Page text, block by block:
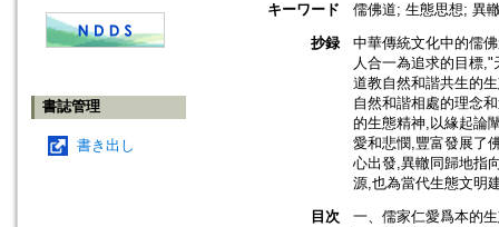
書誌管理
書き出し
キーワード
儒佛道; 生態思想; 異
抄録
中華傳統文化中的儒
人合一為追求的目標
道教自然和諧共生的
自然和諧相處的理念
的生態精神,以緣起論
愛和悲憫,豐富發展了
心出發,異轍同歸地指
源,也為當代生態文明
目次
一、儒家仁愛爲本的